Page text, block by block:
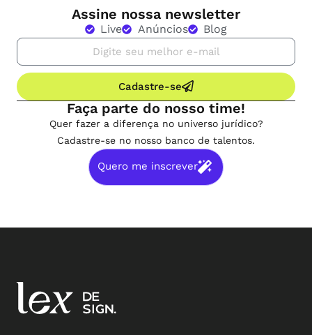
Assine nossa newsletter
Live Anúncios Blog
Cadastre-se
Faça parte do nosso time!
Quer fazer a diferença no universo jurídico?
Cadastre-se no nosso banco de talentos.
Quero me inscrever